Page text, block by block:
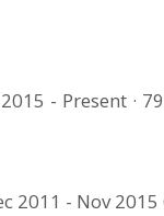
- Present ·
2011 - Nov 2015